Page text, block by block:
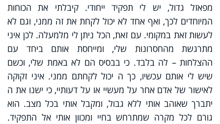
מפאזל גדול, יש לי תפקיד ייחודי. קיבלתי את הכוחות
המיוחדים לכך, ואף אחד לא יכול לקחת את זה ממני, וגם לא
לעשות זאת במקומי. עם זאת, הכל ניתן לי מלמעלה. לכן איני
מתרגשת מהחסרונות שלי, ומייחסת אותם ביחד עם
ההצלחות – לה בלבד. כי בבסיס הם לא באמת שלי, וכשם
שיש לי אותם עכשיו, כך ה יכול לקחתם ממני. איני זקוקה
לאישור של אדם אחר על מעשיי או על דעותיי, כי ישנו את ה
יתברך שאוהב אותי ללא גבול, ומקבל אותי בכל מצב. הוא
גורם לכל מקרה שמתרחש בחיי ומכוון אותי אל התפקיד.